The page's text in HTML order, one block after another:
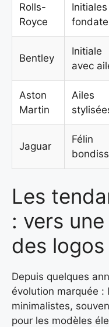
Rolls-
Royce
Initiales
Bentley
Initiale
avec
Aston
Martin
Ailes
Jaguar
Félin
Les
: vers
des logos
Depuis quelques
évolution marquée :
minimalistes,
pour les modèles